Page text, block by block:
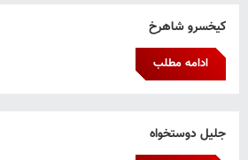
کیخسرو شاهرخ
ادامه مطلب
جلیل دوستخواه